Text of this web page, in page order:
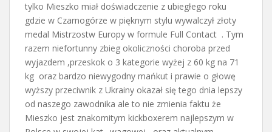
tylko Mieszko miał doświadczenie z ubiegłego roku
gdzie w Czarnogórze w pięknym stylu wywalczył złoty
medal Mistrzostw Europy w formule Full Contact . Tym
razem niefortunny zbieg okoliczności choroba przed
wyjazdem ,przeskok o 3 kategorie wyżej z 60 kg na 71
kg oraz bardzo niewygodny mańkut i prawie o głowę
wyższy przeciwnik z Ukrainy okazał się tego dnia lepszy
od naszego zawodnika ale to nie zmienia faktu że
Mieszko jest znakomitym kickboxerem najlepszym w